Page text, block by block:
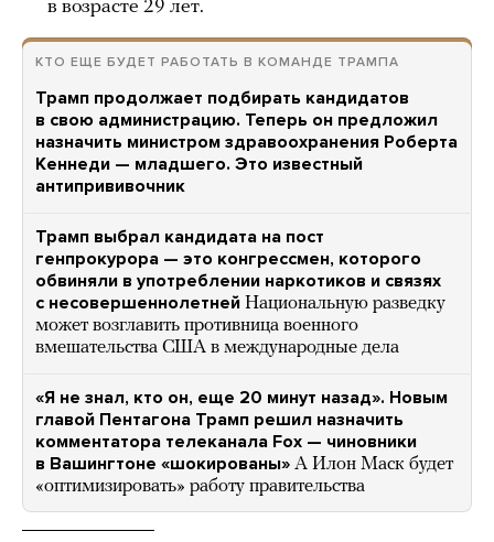
в возрасте 29 лет.
КТО ЕЩЕ БУДЕТ РАБОТАТЬ В КОМАНДЕ ТРАМПА
Трамп продолжает подбирать кандидатов
в свою администрацию. Теперь он предложил
назначить министром здравоохранения Роберта
Кеннеди — младшего. Это известный
антипрививочник
Трамп выбрал кандидата на пост
генпрокурора — это конгрессмен, которого
обвиняли в употреблении наркотиков и связях
с несовершеннолетней Национальную разведку
может возглавить противница военного
вмешательства США в международные дела
«Я не знал, кто он, еще 20 минут назад». Новым
главой Пентагона Трамп решил назначить
комментатора телеканала Fox — чиновники
в Вашингтоне «шокированы» А Илон Маск будет
«оптимизировать» работу правительства